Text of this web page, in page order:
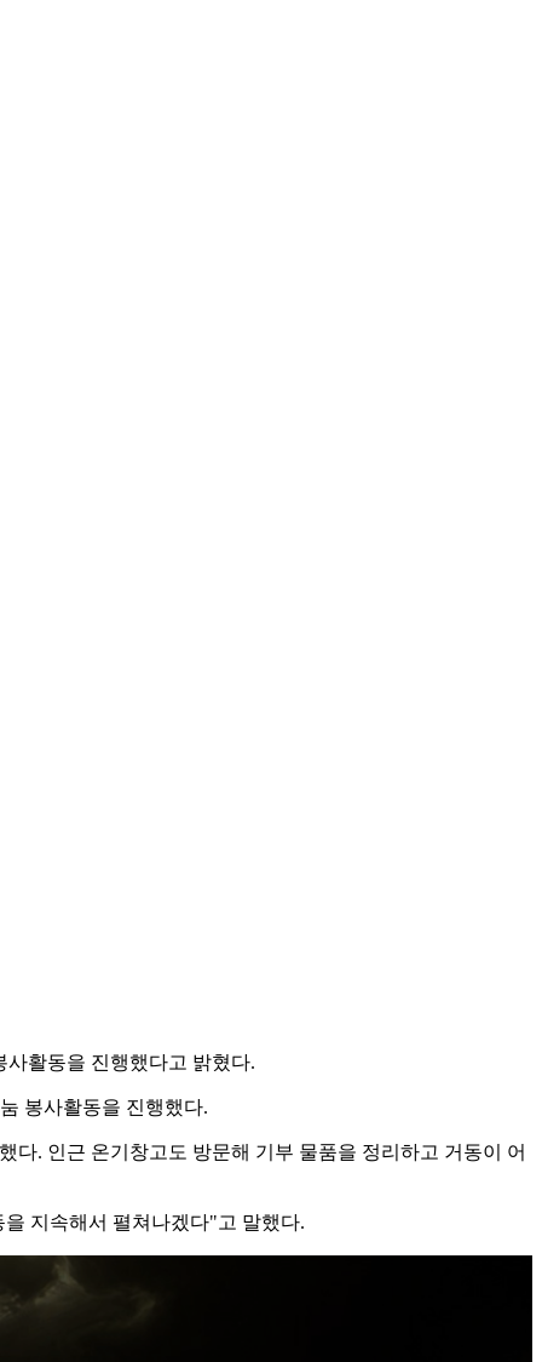
활동을 진행했다고 밝혔다.
봉사활동을 진행했다.
다. 인근 온기창고도 방문해 기부 물품을 정리하고 거동이 어
지속해서 펼쳐나겠다"고 말했다.